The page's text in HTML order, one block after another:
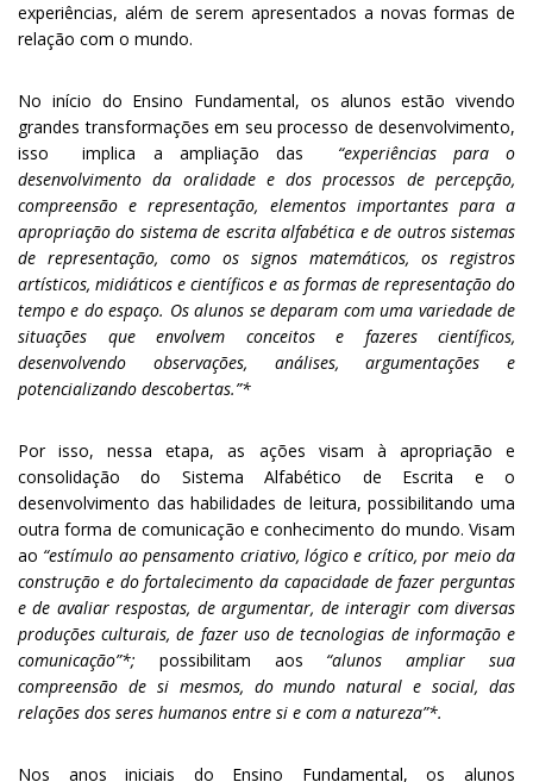
experiências, além de serem apresentados a novas formas de
relação com o mundo.
No início do Ensino Fundamental, os alunos estão vivendo
grandes transformações em seu processo de desenvolvimento,
isso implica a ampliação das “experiências para o
desenvolvimento da oralidade e dos processos de percepção,
compreensão e representação, elementos importantes para a
apropriação do sistema de escrita alfabética e de outros sistemas
de representação, como os signos matemáticos, os registros
artísticos, midiáticos e científicos e as formas de representação do
tempo e do espaço. Os alunos se deparam com uma variedade de
situações que envolvem conceitos e fazeres científicos,
desenvolvendo observações, análises, argumentações e
potencializando descobertas.”*
Por isso, nessa etapa, as ações visam à apropriação e
consolidação do Sistema Alfabético de Escrita e o
desenvolvimento das habilidades de leitura, possibilitando uma
outra forma de comunicação e conhecimento do mundo. Visam
ao “estímulo ao pensamento criativo, lógico e crítico, por meio da
construção e do fortalecimento da capacidade de fazer perguntas
e de avaliar respostas, de argumentar, de interagir com diversas
produções culturais, de fazer uso de tecnologias de informação e
comunicação”*; possibilitam aos “alunos ampliar sua
compreensão de si mesmos, do mundo natural e social, das
relações dos seres humanos entre si e com a natureza”*.
Nos anos iniciais do Ensino Fundamental, os alunos